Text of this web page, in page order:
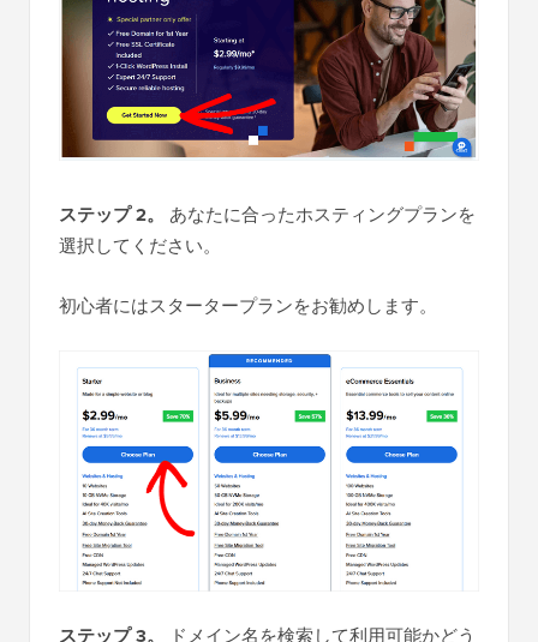
ステップ 2。
あなたに合ったホスティングプランを
選択してください。
初心者にはスタータープランをお勧めします。
ステップ 3。
ドメイン名を検索して利用可能かどう